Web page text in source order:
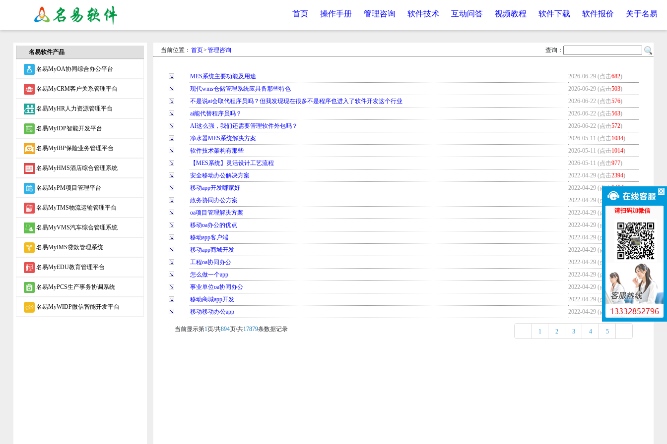
首页 操作手册 管理咨询 软件技术 互动问答 视频教程 软件下载 软件报价 关于名易
名易软件产品
名易MyOA协同综合办公平台
名易MyCRM客户关系管理平台
名易MyHR人力资源管理平台
名易MyIDP智能开发平台
名易MyIBP保险业务管理平台
名易MyHMS酒店综合管理系统
名易MyPM项目管理平台
名易MyTMS物流运输管理平台
名易MyVMS汽车综合管理系统
名易MyIMS贷款管理系统
名易MyEDU教育管理平台
名易MyPCS生产事务协调系统
名易MyWIDP微信智能开发平台
当前位置： 首页>管理咨询 查询：
MES系统主要功能及用途 2026-06-29 (点击682)
现代wms仓储管理系统应具备那些特色
2026-06-29 (点击503)
不是说ai会取代程序员吗？但我发现现在很多不是程序也进入了软件开发这个行业
2026-06-22 (点击576)
ai能代替程序员吗？
2026-06-22 (点击563)
AI这么强，我们还需要管理软件外包吗？
2026-06-22 (点击572)
净水器MES系统解决方案
2026-05-11 (点击1034)
软件技术架构有那些
2026-05-11 (点击1014)
【MES系统】灵活设计工艺流程
2026-05-11 (点击977)
安全移动办公解决方案
2022-04-29 (点击2394)
移动app开发哪家好
2022-04-29 (点击2434)
政务协同办公方案
2022-04-29 (点击3437)
oa项目管理解决方案
2022-04-29 (点击 7370)
移动oa办公的优点
2022-04-29 (点击 3063)
移动app客户端
2022-04-29 (点击 2580)
移动app商城开发
2022-04-29 (点击 2349)
工程oa协同办公
2022-04-29 (点击
怎么做一个app
2022-04-29 (点击2226
事业单位oa协同办公
2022-04-29 (点击2324)
移动商城app开发
2022-04-29 (点击2229)
移动移动办公app
2022-04-29 (点击 2327)
当前显示第1页/共894页/共17879条数据记录 1 2 3 4 5
请扫码加微信